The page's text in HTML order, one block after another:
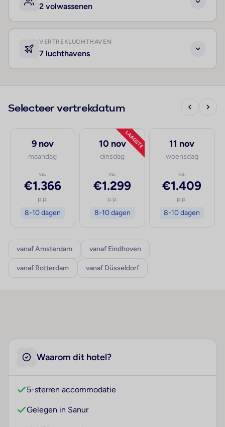
2 volwassenen
VERTREKLUCHTHAVEN
7 luchthavens
Selecteer vertrekdatum
9 nov
maandag
va.
€1.366
p.p.
8-10 dagen
LAAGSTE
10 nov
dinsdag
va.
€1.299
p.p.
8-10 dagen
11 nov
woensdag
va.
€1.409
p.p.
8-10 dagen
vanaf Amsterdam vanaf Eindhoven
vanaf Rotterdam vanaf Düsseldorf
Waarom dit hotel?
5-sterren accommodatie
Gelegen in Sanur